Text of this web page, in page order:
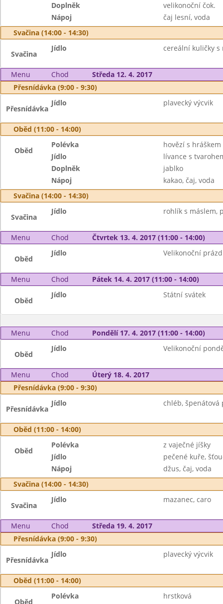
Doplněk
velikonoční čok.
Nápoj
čaj lesní, voda
Svačina (14:00 - 14:30)
Svačina
Jídlo cereální kuličky s
Menu Chod
Středa 12. 4. 2017
Přesnídávka (9:00 - 9:30)
Přesnídávka
Jídlo plavecký výcvik
Oběd (11:00 - 14:00)
Oběd
Polévka
hovězí s hráškem
Jídlo
lívance s
Doplněk
jablko
Nápoj
kakao, čaj, voda
Svačina (14:00 - 14:30)
Svačina
Jídlo rohlík s máslem,
Menu Chod Čtvrtek 13. 4. 2017 (11:00 - 14:00)
Oběd
Jídlo Velikonoční
Menu Chod Pátek 14. 4. 2017 (11:00 - 14:00)
Oběd
Jídlo Státní svátek
Menu Chod Pondělí 17. 4. 2017 (11:00 - 14:00)
Oběd
Jídlo Velikonoční
Menu Chod
Úterý 18. 4. 2017
Přesnídávka (9:00 - 9:30)
Přesnídávka
Jídlo chléb, špenátová
Oběd (11:00 - 14:00)
Oběd
Polévka
z vaječné jíšky
Jídlo
pečené kuře,
Nápoj
džus, čaj, voda
Svačina (14:00 - 14:30)
Svačina
Jídlo mazanec, caro
Menu Chod
Středa 19. 4. 2017
Přesnídávka (9:00 - 9:30)
Přesnídávka
Jídlo plavecký výcvik
Oběd (11:00 - 14:00)
Oběd
Polévka
hrstková